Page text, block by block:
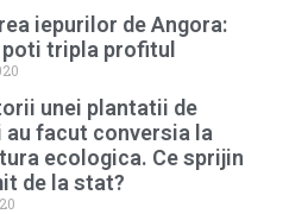
iepurilor de Angora:
tripla profitul
unei plantatii de
au facut conversia la
ecologica. Ce sprijin
de la stat?